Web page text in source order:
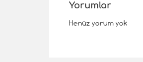
Yorumlar
Henüz yorum yok